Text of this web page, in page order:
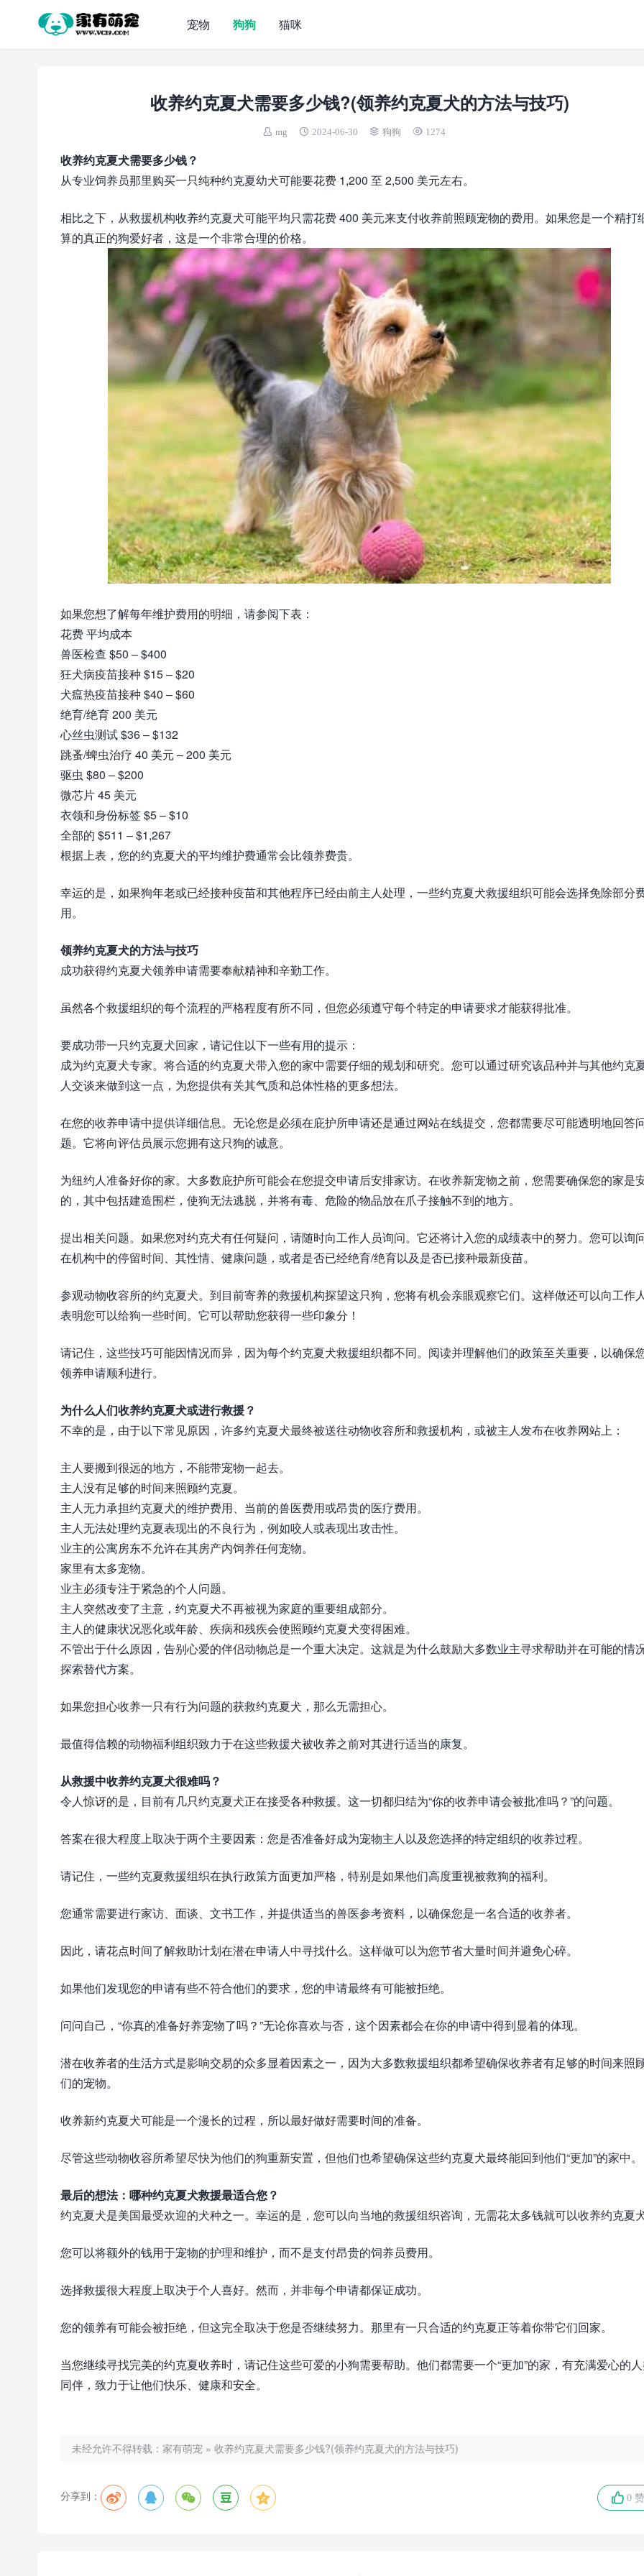
宠物 狗狗 猫咪
收养约克夏犬需要多少钱?(领养约克夏犬的方法与技巧)
mg 2024-06-30 狗狗 1274
收养约克夏犬需要多少钱？
从专业饲养员那里购买一只纯种约克夏幼犬可能要花费 1,200 至 2,500 美元左右。
相比之下，从救援机构收养约克夏犬可能平均只需花费 400 美元来支付收养前照顾宠物的费用。如果您是一个精打
算的真正的狗爱好者，这是一个非常合理的价格。
如果您想了解每年维护费用的明细，请参阅下表：
花费 平均成本
兽医检查 $50 – $400
狂犬病疫苗接种 $15 – $20
犬瘟热疫苗接种 $40 – $60
绝育/绝育 200 美元
心丝虫测试 $36 – $132
跳蚤/蜱虫治疗 40 美元 – 200 美元
驱虫 $80 – $200
微芯片 45 美元
衣领和身份标签 $5 – $10
全部的 $511 – $1,267
根据上表，您的约克夏犬的平均维护费通常会比领养费贵。
幸运的是，如果狗年老或已经接种疫苗和其他程序已经由前主人处理，一些约克夏犬救援组织可能会选择免除部分
用。
领养约克夏犬的方法与技巧
成功获得约克夏犬领养申请需要奉献精神和辛勤工作。
虽然各个救援组织的每个流程的严格程度有所不同，但您必须遵守每个特定的申请要求才能获得批准。
要成功带一只约克夏犬回家，请记住以下一些有用的提示：
成为约克夏犬专家。将合适的约克夏犬带入您的家中需要仔细的规划和研究。您可以通过研究该品种并与其他约克
人交谈来做到这一点，为您提供有关其气质和总体性格的更多想法。
在您的收养申请中提供详细信息。无论您是必须在庇护所申请还是通过网站在线提交，您都需要尽可能透明地回答
题。它将向评估员展示您拥有这只狗的诚意。
为纽约人准备好你的家。大多数庇护所可能会在您提交申请后安排家访。在收养新宠物之前，您需要确保您的家是
的，其中包括建造围栏，使狗无法逃脱，并将有毒、危险的物品放在爪子接触不到的地方。
提出相关问题。如果您对约克犬有任何疑问，请随时向工作人员询问。它还将计入您的成绩表中的努力。您可以询
在机构中的停留时间、其性情、健康问题，或者是否已经绝育/绝育以及是否已接种最新疫苗。
参观动物收容所的约克夏犬。到目前寄养的救援机构探望这只狗，您将有机会亲眼观察它们。这样做还可以向工作
表明您可以给狗一些时间。它可以帮助您获得一些印象分！
请记住，这些技巧可能因情况而异，因为每个约克夏犬救援组织都不同。阅读并理解他们的政策至关重要，以确保
领养申请顺利进行。
为什么人们收养约克夏犬或进行救援？
不幸的是，由于以下常见原因，许多约克夏犬最终被送往动物收容所和救援机构，或被主人发布在收养网站上：
主人要搬到很远的地方，不能带宠物一起去。
主人没有足够的时间来照顾约克夏。
主人无力承担约克夏犬的维护费用、当前的兽医费用或昂贵的医疗费用。
主人无法处理约克夏表现出的不良行为，例如咬人或表现出攻击性。
业主的公寓房东不允许在其房产内饲养任何宠物。
家里有太多宠物。
业主必须专注于紧急的个人问题。
主人突然改变了主意，约克夏犬不再被视为家庭的重要组成部分。
主人的健康状况恶化或年龄、疾病和残疾会使照顾约克夏犬变得困难。
不管出于什么原因，告别心爱的伴侣动物总是一个重大决定。这就是为什么鼓励大多数业主寻求帮助并在可能的情
探索替代方案。
如果您担心收养一只有行为问题的获救约克夏犬，那么无需担心。
最值得信赖的动物福利组织致力于在这些救援犬被收养之前对其进行适当的康复。
从救援中收养约克夏犬很难吗？
令人惊讶的是，目前有几只约克夏犬正在接受各种救援。这一切都归结为“你的收养申请会被批准吗？”的问题。
答案在很大程度上取决于两个主要因素：您是否准备好成为宠物主人以及您选择的特定组织的收养过程。
请记住，一些约克夏救援组织在执行政策方面更加严格，特别是如果他们高度重视被救狗的福利。
您通常需要进行家访、面谈、文书工作，并提供适当的兽医参考资料，以确保您是一名合适的收养者。
因此，请花点时间了解救助计划在潜在申请人中寻找什么。这样做可以为您节省大量时间并避免心碎。
如果他们发现您的申请有些不符合他们的要求，您的申请最终有可能被拒绝。
问问自己，“你真的准备好养宠物了吗？”无论你喜欢与否，这个因素都会在你的申请中得到显着的体现。
潜在收养者的生活方式是影响交易的众多显着因素之一，因为大多数救援组织都希望确保收养者有足够的时间来照
们的宠物。
收养新约克夏犬可能是一个漫长的过程，所以最好做好需要时间的准备。
尽管这些动物收容所希望尽快为他们的狗重新安置，但他们也希望确保这些约克夏犬最终能回到他们“更加”的家中。
最后的想法：哪种约克夏犬救援最适合您？
约克夏犬是美国最受欢迎的犬种之一。幸运的是，您可以向当地的救援组织咨询，无需花太多钱就可以收养约克夏
您可以将额外的钱用于宠物的护理和维护，而不是支付昂贵的饲养员费用。
选择救援很大程度上取决于个人喜好。然而，并非每个申请都保证成功。
您的领养有可能会被拒绝，但这完全取决于您是否继续努力。那里有一只合适的约克夏正等着你带它们回家。
当您继续寻找完美的约克夏收养时，请记住这些可爱的小狗需要帮助。他们都需要一个“更加”的家，有充满爱心的
同伴，致力于让他们快乐、健康和安全。
未经允许不得转载： 家有萌宠 » 收养约克夏犬需要多少钱?(领养约克夏犬的方法与技巧)
分享到： 0 赞